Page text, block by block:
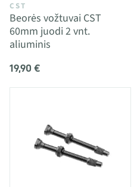
CST
Beorės vožtuvai CST
60mm juodi 2 vnt.
aliuminis
19,90 €